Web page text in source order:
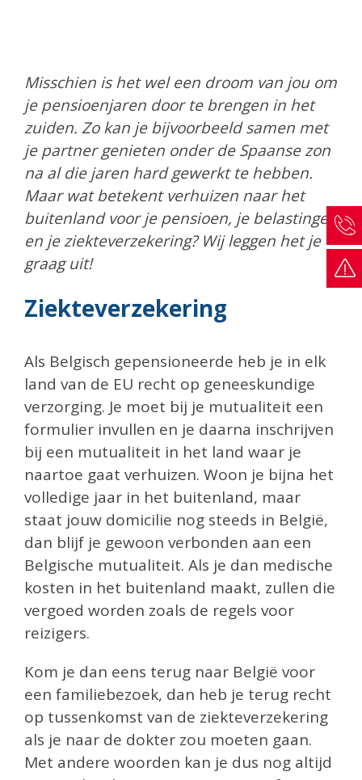
Misschien is het wel een droom van jou om
je pensioenjaren door te brengen in het
zuiden. Zo kan je bijvoorbeeld samen met
je partner genieten onder de Spaanse zon
na al die jaren hard gewerkt te hebben.
Maar wat betekent verhuizen naar het
buitenland voor je pensioen, je belastingen
en je ziekteverzekering? Wij leggen het je
graag uit!
Ziekteverzekering
Als Belgisch gepensioneerde heb je in elk
land van de EU recht op geneeskundige
verzorging. Je moet bij je mutualiteit een
formulier invullen en je daarna inschrijven
bij een mutualiteit in het land waar je
naartoe gaat verhuizen. Woon je bijna het
volledige jaar in het buitenland, maar
staat jouw domicilie nog steeds in België,
dan blijf je gewoon verbonden aan een
Belgische mutualiteit. Als je dan medische
kosten in het buitenland maakt, zullen die
vergoed worden zoals de regels voor
reizigers.
Kom je dan eens terug naar België voor
een familiebezoek, dan heb je terug recht
op tussenkomst van de ziekteverzekering
als je naar de dokter zou moeten gaan.
Met andere woorden kan je dus nog altijd